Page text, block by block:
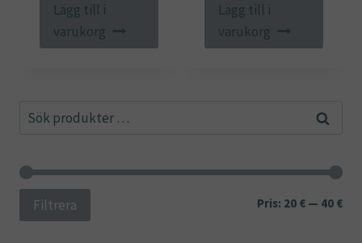
Lägg till i
varukorg
Lägg till i
varukorg
Sök
Sök
Min
Filtrera Pris: 20 € — 40 €